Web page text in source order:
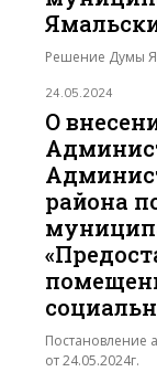
Решение Думы
24.05.2024
О
района
Постановление
от 24.05.2024г.